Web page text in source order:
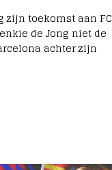
zijn toekomst aan FC
de Jong niet de
achter zijn